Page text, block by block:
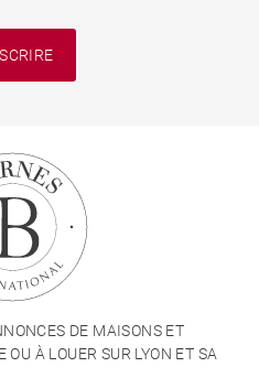
DE MAISONS ET
À LOUER SUR LYON ET SA